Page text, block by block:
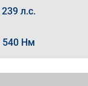
239 л.с.
540 Нм